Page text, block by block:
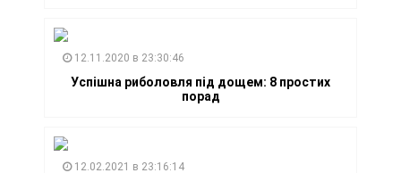
12.11.2020 в 23:30:46
Успішна риболовля під дощем: 8 простих
порад
12.02.2021 в 23:16:14